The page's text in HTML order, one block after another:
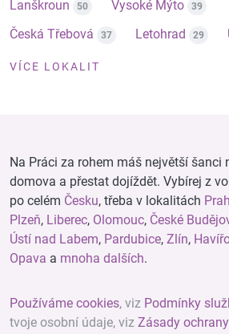
Lanškroun 50 Vysoké Mýto 39
Česká Třebová 37 Letohrad 29
VÍCE LOKALIT
Na Práci za rohem máš největší šanci
domova a přestat dojíždět. Vybírej z
po celém Česku, třeba v lokalitách
Plzeň, Liberec, Olomouc, České
Ústí nad Labem, Pardubice, Zlín,
Opava a mnoha dalších.
Používáme cookies, viz Podmínky
tvoje osobní údaje, viz Zásady